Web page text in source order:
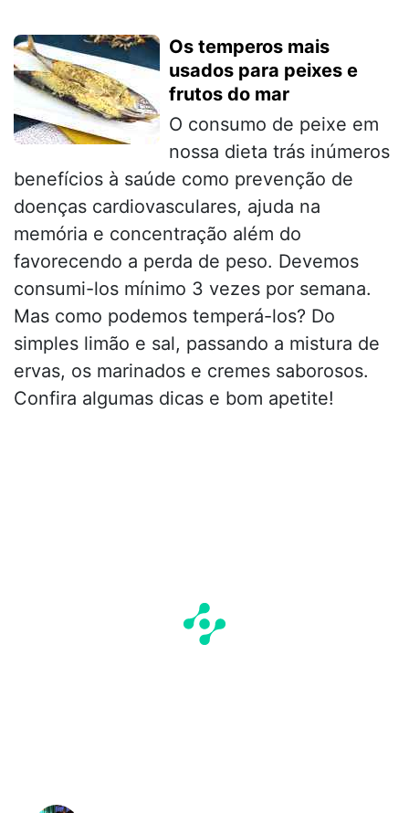
Os temperos mais
usados para peixes e
frutos do mar
O consumo de peixe em
nossa dieta trás inúmeros
benefícios à saúde como prevenção de
doenças cardiovasculares, ajuda na
memória e concentração além do
favorecendo a perda de peso. Devemos
consumi-los mínimo 3 vezes por semana.
Mas como podemos temperá-los? Do
simples limão e sal, passando a mistura de
ervas, os marinados e cremes saborosos.
Confira algumas dicas e bom apetite!